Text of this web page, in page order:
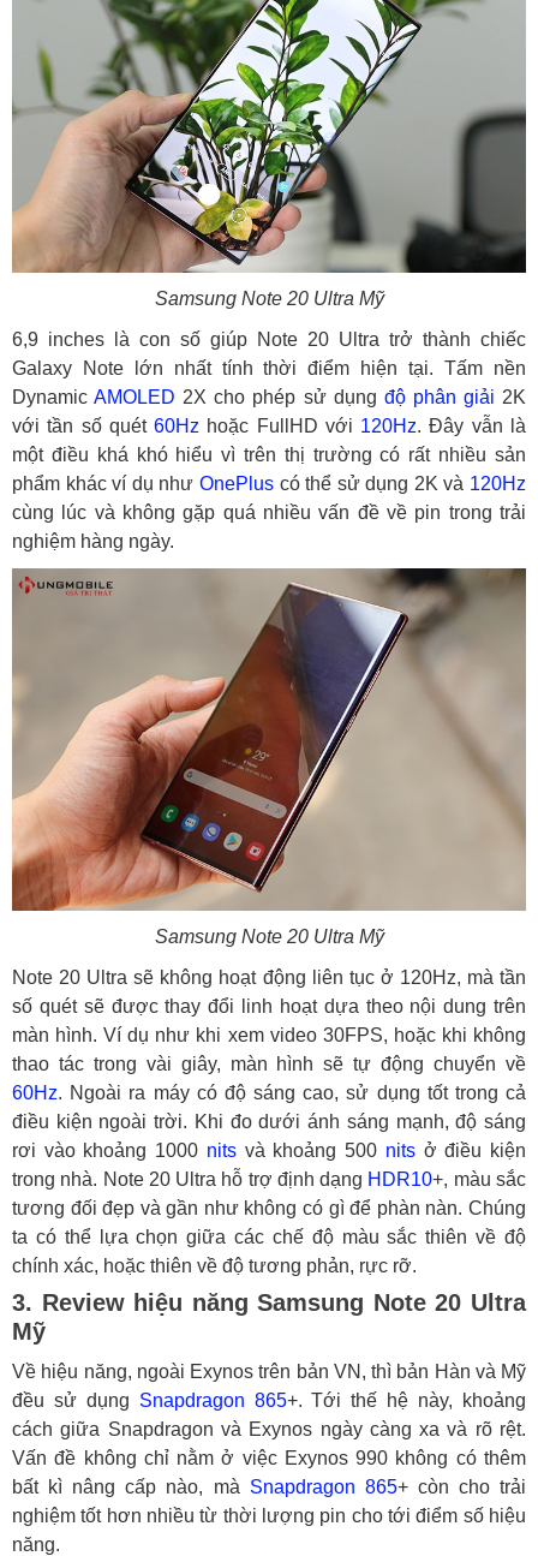
Samsung Note 20 Ultra Mỹ
6,9 inches là con số giúp Note 20 Ultra trở thành chiếc
Galaxy Note lớn nhất tính thời điểm hiện tại. Tấm nền
DynamicAMOLED 2X cho phép sử dụng độ phân giải 2K
với tần số quét60Hz hoặc FullHD với 120Hz. Đây vẫn là
một điều khá khó hiểu vì trên thị trường có rất nhiều sản
phẩm khác ví dụ như OnePluscó thể sử dụng 2K và 120Hz
cùng lúc và không gặp quá nhiều vấn đề về pin trong trải
nghiệm hàng ngày.
Samsung Note 20 Ultra Mỹ
Note 20 Ultra sẽ không hoạt động liên tục ở 120Hz, mà tần
số quét sẽ được thay đổi linh hoạt dựa theo nội dung trên
màn hình. Ví dụ như khi xem video 30FPS, hoặc khi không
thao tác trong vài giây, màn hình sẽ tự động chuyển về
60Hz. Ngoài ra máy có độ sáng cao, sử dụng tốt trong cả
điều kiện ngoài trời. Khi đo dưới ánh sáng mạnh, độ sáng
rơi vào khoảng 1000 nitsvà khoảng 500 nitsở điều kiện
trong nhà. Note 20 Ultra hỗ trợ định dạng HDR10+, màu sắc
tương đối đẹp và gần như không có gì để phàn nàn. Chúng
ta có thể lựa chọn giữa các chế độ màu sắc thiên về độ
chính xác, hoặc thiên về độ tương phản, rực rỡ.
3. Review hiệu năng Samsung Note 20 Ultra
Mỹ
Về hiệu năng, ngoài Exynos trên bản VN, thì bản Hàn và Mỹ
đều sử dụng Snapdragon 865+. Tới thế hệ này, khoảng
cách giữa Snapdragon và Exynos ngày càng xa và rõ rệt.
Vấn đề không chỉ nằm ở việc Exynos 990 không có thêm
bất kì nâng cấp nào, mà Snapdragon 865+ còn cho trải
nghiệm tốt hơn nhiều từ thời lượng pin cho tới điểm số hiệu
năng.